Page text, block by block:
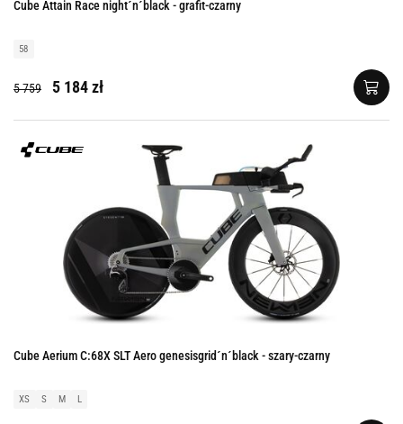
Cube Attain Race night´n´black - grafit-czarny
58
5 759 5 184 zł
Cube Aerium C:68X SLT Aero genesisgrid´n´black - szary-czarny
XS S M L